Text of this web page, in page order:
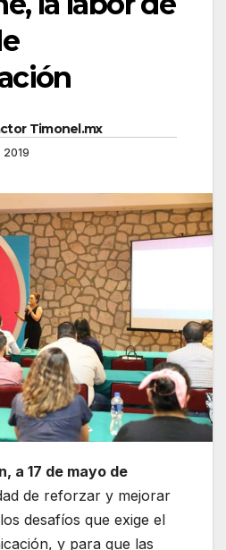
Timonel.mx
2019
a 17 de mayo de
de reforzar y mejorar
desafíos que exige el
y para que las